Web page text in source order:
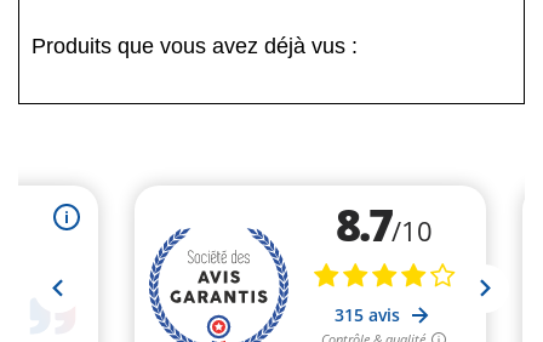
Produits que vous avez déjà vus :